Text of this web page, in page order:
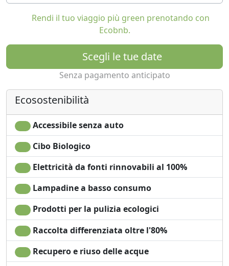
La colazione viene servita privatamente sulla terrazza o
vicino al camino ed è ricca di bontà come strudel fatto
in casa e yogurt con noci e miele, succo di mela, caffè
espresso e cappuccio, uova biologiche delle nostre
galline e marmellata dai nostri alberi ... e tanti altri
ottimi e genuini prodotti locali.
Durante il soggiorno potrete utilizzare la sala
soggiorno con caminetto, rilassarvi nel giardino o su
una delle due terrazze panoramiche. A disposizione
degli ospiti cicloturisti un parcheggio sicuro per le
biciclette e noleggio ebike.
Gli animali di piccola taglia sono ammessi per chi
pernotta nella camera "Star Suite".
Rendi il tuo viaggio più green prenotando con
Ecobnb.
Scegli le tue date
Senza pagamento anticipato
Ecosostenibilità
Accessibile senza auto
Cibo Biologico
Elettricità da fonti rinnovabili al 100%
Lampadine a basso consumo
Prodotti per la pulizia ecologici
Raccolta differenziata oltre l'80%
Recupero e riuso delle acque